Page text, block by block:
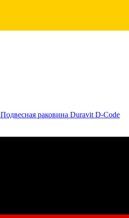
Подвесная раковина Duravit D-Code